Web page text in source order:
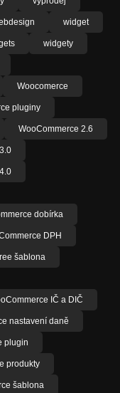
widget
widgety
Woocomerce
pluginy
WooCommerce 2.6
dobírka
DPH
šablona
IČ a DIČ
nastavení daně
plugin
produkty
šablona